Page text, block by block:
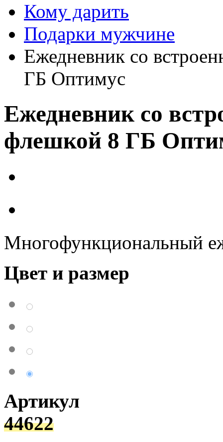
Кому дарить
Подарки мужчине
Ежедневник со
ГБ Оптимус
Ежедневник со
флешкой 8 ГБ
Многофункциональный
Цвет и размер
Артикул
44622